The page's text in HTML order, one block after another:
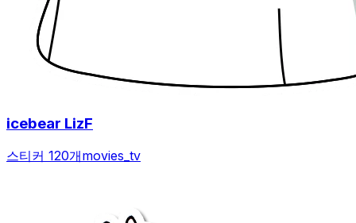
icebear LizF
스티커 120개movies_tv